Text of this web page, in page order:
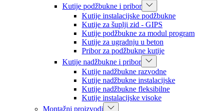
Kutije podžbukne i pribor
Kutije instalacijske podžbukne
Kutije za šuplji zid - GIPS
Kutije podžbukne za modul program
Kutije za ugradnju u beton
Pribor za podžbukne kutije
Kutije nadžbukne i pribor
Kutije nadžbukne razvodne
Kutije nadžbukne instalacijske
Kutije nadžbukne fleksibilne
Kutije instalacijske visoke
Montažni proizvodi